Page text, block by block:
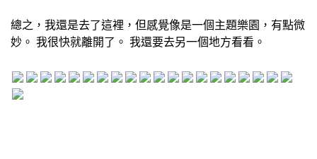
總之，我還是去了這裡，但感覺像是一個主題樂園，有點微
妙。 我很快就離開了。 我還要去另一個地方看看。